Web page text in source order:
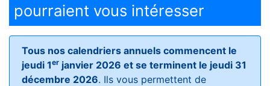
pourraient vous intéresser
Tous nos calendriers annuels commencent le
jeudi 1er janvier 2026 et se terminent le jeudi 31
décembre 2026. Ils vous permettent de